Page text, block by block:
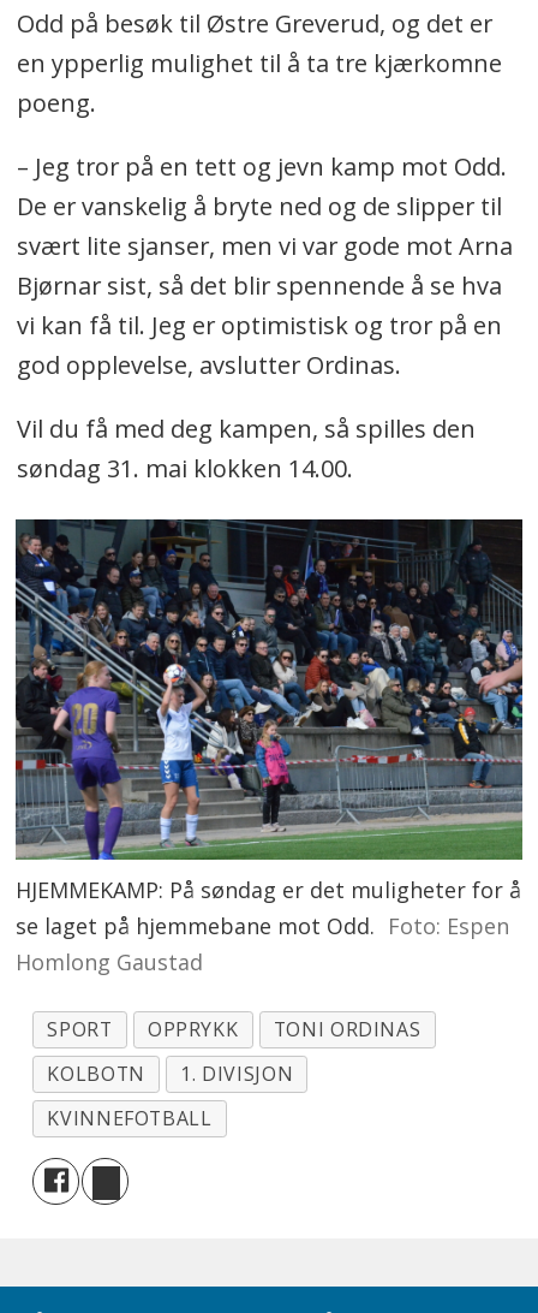
Odd på besøk til Østre Greverud, og det er
en ypperlig mulighet til å ta tre kjærkomne
poeng.
– Jeg tror på en tett og jevn kamp mot Odd.
De er vanskelig å bryte ned og de slipper til
svært lite sjanser, men vi var gode mot Arna
Bjørnar sist, så det blir spennende å se hva
vi kan få til. Jeg er optimistisk og tror på en
god opplevelse, avslutter Ordinas.
Vil du få med deg kampen, så spilles den
søndag 31. mai klokken 14.00.
HJEMMEKAMP: På søndag er det muligheter for å
se laget på hjemmebane mot Odd. Foto: Espen
Homlong Gaustad
SPORT OPPRYKK
TONI ORDINAS
KOLBOTN
1. DIVISJON
KVINNEFOTBALL